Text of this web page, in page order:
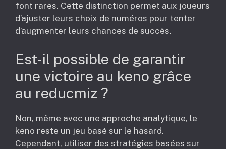
font rares. Cette distinction permet aux joueurs
d’ajuster leurs choix de numéros pour tenter
d’augmenter leurs chances de succès.
Est-il possible de garantir
une victoire au keno grâce
au reducmiz ?
Non, même avec une approche analytique, le
keno reste un jeu basé sur le hasard.
Cependant, utiliser des stratégies basées sur